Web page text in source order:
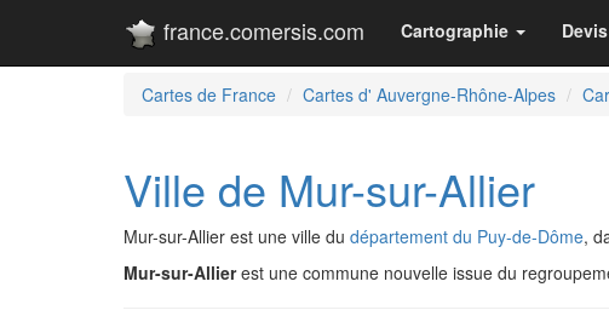
france.comersis.com Cartographie
Cartes de France Cartes d' Auvergne-Rhône-Alpes
Ville de Mur-sur-Allier
Mur-sur-Allier est une ville du département du Puy-de-Dôme,
Mur-sur-Allierest une commune nouvelle issue du